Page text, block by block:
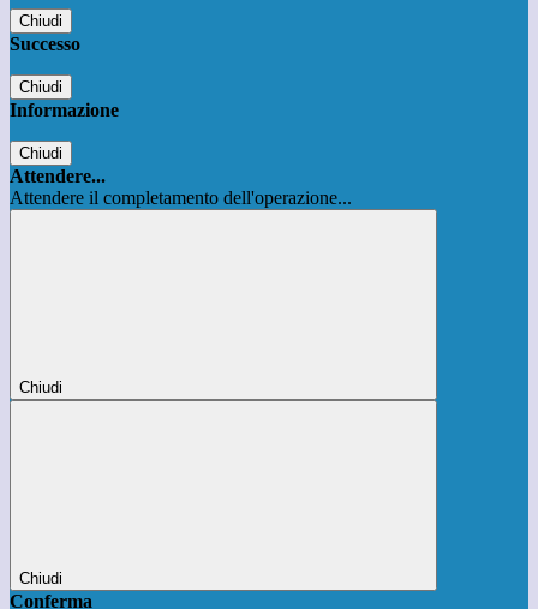
Chiudi
Successo
Chiudi
Informazione
Chiudi
Attendere...
Attendere il completamento dell'operazione...
Chiudi
Chiudi
Conferma